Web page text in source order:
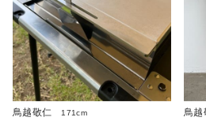
鳥越敬仁
171cm
鳥越